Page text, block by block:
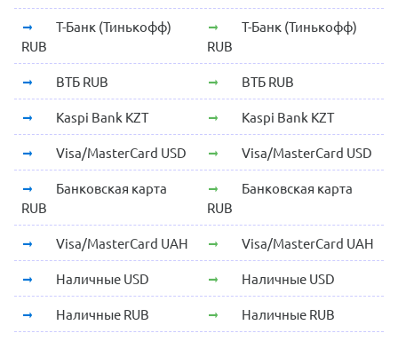
Т-Банк (Тинькофф)
RUB
Т-Банк (Тинькофф)
RUB
ВТБ RUB ВТБ RUB
Kaspi Bank KZT Kaspi Bank KZT
Visa/MasterCard USD Visa/MasterCard USD
Банковская карта
RUB
Банковская карта
RUB
Visa/MasterCard UAH Visa/MasterCard UAH
Наличные USD Наличные USD
Наличные RUB Наличные RUB